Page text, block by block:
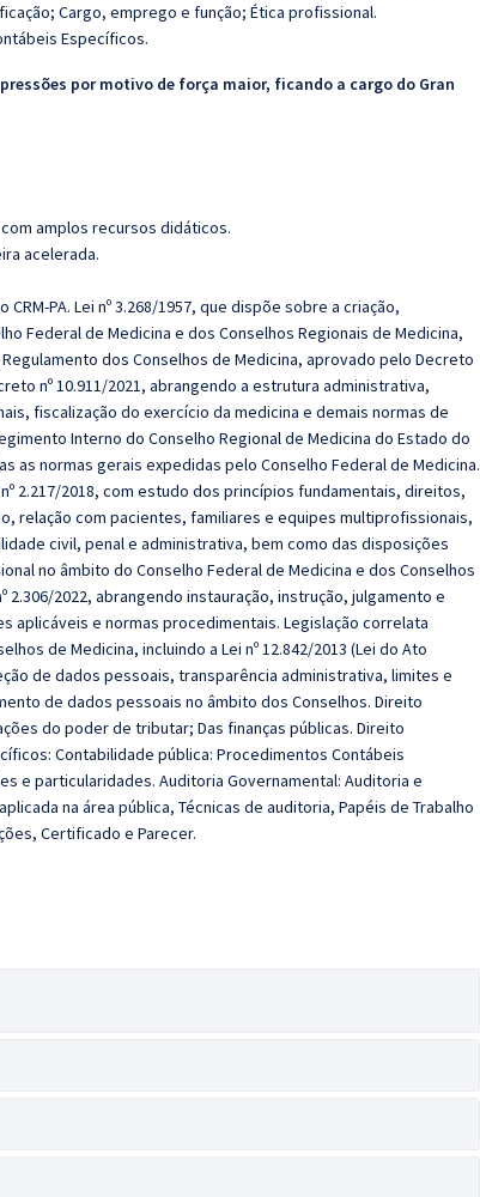
Cargo, emprego e função; Ética profissional.
Específicos.
por motivo de força maior, ficando a cargo do Gran
amplos recursos didáticos.
acelerada.
PA. Lei nº 3.268/1957, que dispõe sobre a criação,
Federal de Medicina e dos Conselhos Regionais de Medicina,
dos Conselhos de Medicina, aprovado pelo Decreto
nº 10.911/2021, abrangendo a estrutura administrativa,
fiscalização do exercício da medicina e demais normas de
Interno do Conselho Regional de Medicina do Estado do
as normas gerais expedidas pelo Conselho Federal de Medicina.
2.217/2018, com estudo dos princípios fundamentais, direitos,
relação com pacientes, familiares e equipes multiprofissionais,
civil, penal e administrativa, bem como das disposições
no âmbito do Conselho Federal de Medicina e dos Conselhos
2.306/2022, abrangendo instauração, instrução, julgamento e
e normas procedimentais. Legislação correlata
de Medicina, incluindo a Lei nº 12.842/2013 (Lei do Ato
de dados pessoais, transparência administrativa, limites e
de dados pessoais no âmbito dos Conselhos. Direito
do poder de tributar; Das finanças públicas. Direito
Contabilidade pública: Procedimentos Contábeis
e particularidades. Auditoria Governamental: Auditoria e
na área pública, Técnicas de auditoria, Papéis de Trabalho
Certificado e Parecer.